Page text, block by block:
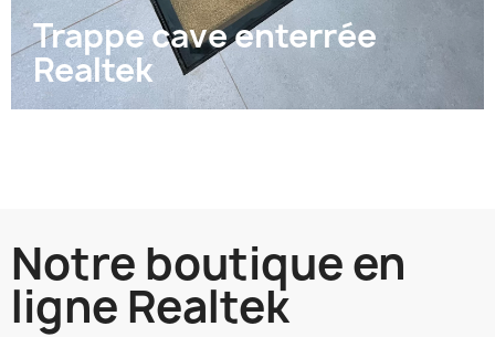
Trappe cave enterrée
Realtek
Notre boutique en
ligne Realtek